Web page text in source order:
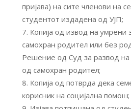
пријава) на сите членови на
студентот издадена од УЈП;
Копија од извод на умрени
самохран родител или без
Решение од Суд за развод на
од самохран родител;
Копија од потврда дека
корисник на социјална помош;